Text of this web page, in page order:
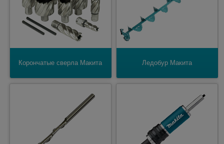
Корончатые сверла Макита Ледобур Макита